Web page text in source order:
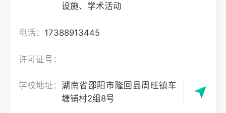
设施、学术活动
电话： 17388913445
许可证号：
学校地址：湖南省邵阳市隆回县周旺镇车
塘铺村2组8号